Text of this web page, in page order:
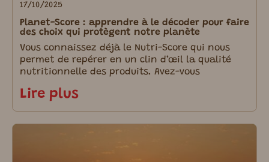
17/10/2025
Planet-Score : apprendre à le décoder pour faire
des choix qui protègent notre planète
Vous connaissez déjà le Nutri-Score qui nous
permet de repérer en un clin d’œil la qualité
nutritionnelle des produits. Avez-vous
Lire plus